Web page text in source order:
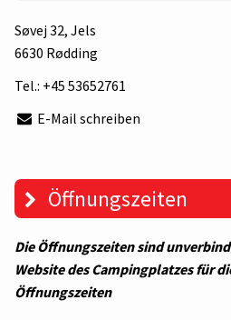
Søvej 32, Jels
6630 Rødding
Tel.: +45 53652761
E-Mail schreiben
Öffnungszeiten
Die Öffnungszeiten sind
Website des Campingplatzes für
Öffnungszeiten